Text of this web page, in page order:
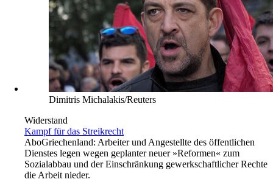
Dimitris Michalakis/Reuters
Widerstand
Kampf für das Streikrecht
AboGriechenland: Arbeiter und Angestellte des öffentlichen
Dienstes legen wegen geplanter neuer »Reformen« zum
Sozialabbau und der Einschränkung gewerkschaftlicher Rechte
die Arbeit nieder.